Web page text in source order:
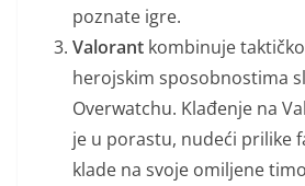
poznate igre.
Valorant kombinuje
herojskim sposobnostima
Overwatchu. Klađenje na
je u porastu, nudeći prilike
klade na svoje omiljene